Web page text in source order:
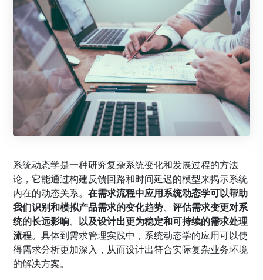
系统动态学是一种研究复杂系统变化和发展过程的方法
论，它能通过构建反馈回路和时间延迟的模型来揭示系统
内在的动态关系。在需求流程中应用系统动态学可以帮助
我们识别和模拟产品需求的变化趋势、评估需求变更对系
统的长远影响、 以及设计出更为稳定和可持续的需求处理
流程。具体到需求管理实践中，系统动态学的应用可以使
得需求分析更加深入，从而设计出符合实际复杂业务环境
的解决方案。